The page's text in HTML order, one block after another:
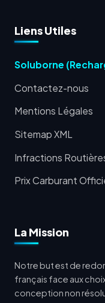
Liens Utiles
Soluborne
Contactez-nous
Mentions Légales
Sitemap XML
Infractions
Prix Carburant
La Mission
Notre but est de
français face aux
conception non